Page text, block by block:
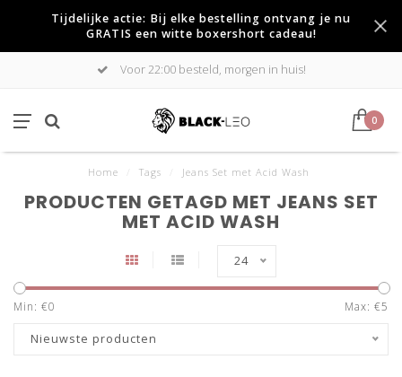
Tijdelijke actie: Bij elke bestelling ontvang je nu
GRATIS een witte boxershort cadeau!
Voor 22:00 besteld, morgen in huis!
0
Home Tags Jeans Set met Acid Wash
PRODUCTEN GETAGD MET JEANS SET
MET ACID WASH
24
Min: €0 Max: €5
Nieuwste producten